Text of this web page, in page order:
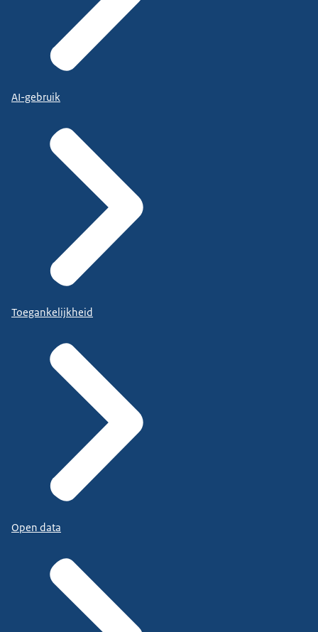
AI-gebruik
Toegankelijkheid
Open data